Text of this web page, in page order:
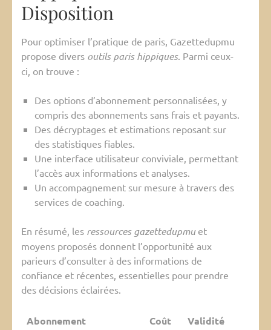
Disposition
Pour optimiser l’pratique de paris, Gazettedupmu
propose divers outils paris hippiques. Parmi ceux-
ci, on trouve :
Des options d’abonnement personnalisées, y
compris des abonnements sans frais et payants.
Des décryptages et estimations reposant sur
des statistiques fiables.
Une interface utilisateur conviviale, permettant
l’accès aux informations et analyses.
Un accompagnement sur mesure à travers des
services de coaching.
En résumé, les ressources gazettedupmuet
moyens proposés donnent l’opportunité aux
parieurs d’consulter à des informations de
confiance et récentes, essentielles pour prendre
des décisions éclairées.
Abonnement Coût Validité